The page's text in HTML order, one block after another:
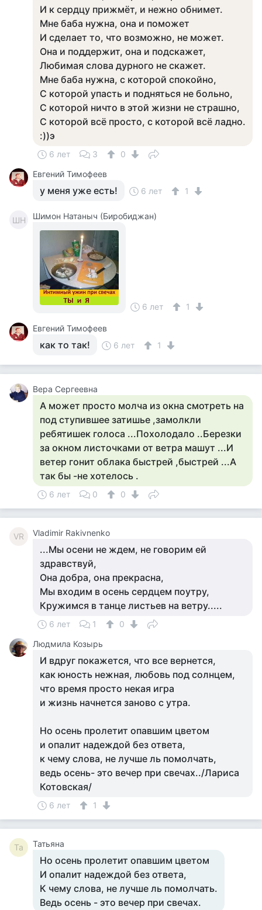
И к сердцу прижмёт, и нежно обнимет.
Мне баба нужна, она и поможет
И сделает то, что возможно, не может.
Она и поддержит, она и подскажет,
Любимая слова дурного не скажет.
Мне баба нужна, с которой спокойно,
С которой упасть и подняться не больно,
С которой ничто в этой жизни не страшно,
С которой всё просто, с которой всё ладно.
:))э
6 лет 3
0
Евгений Тимофеев
у меня уже есть! 6 лет 1
ШН Шимон Натаныч (Биробиджан)
6 лет 1
Евгений Тимофеев
как то так! 6 лет 1
Вера Сергеевна
А может просто молча из окна смотреть на
под ступившее затишье ,замолкли
ребятишек голоса ...Похолодало ..Березки
за окном листочками от ветра машут ...И
ветер гонит облака быстрей ,быстрей ...А
так бы -не хотелось .
6 лет 0 0
VR Vladimir Rakivnenko
...Мы осени не ждем, не говорим ей
здравствуй,
Она добра, она прекрасна,
Мы входим в осень сердцем поутру,
Кружимся в танце листьев на ветру.....
6 лет 1
0
Людмила Козырь
И вдруг покажется, что все вернется,
как юность нежная, любовь под солнцем,
что время просто некая игра
и жизнь начнется заново с утра.
Но осень пролетит опавшим цветом
и опалит надеждой без ответа,
к чему слова, не лучше ль помолчать,
ведь осень- это вечер при свечах../Лариса
Котовская/
6 лет 1
Та Татьяна
Но осень пролетит опавшим цветом
И опалит надеждой без ответа,
К чему слова, не лучше ль помолчать.
Ведь осень - это вечер при свечах.